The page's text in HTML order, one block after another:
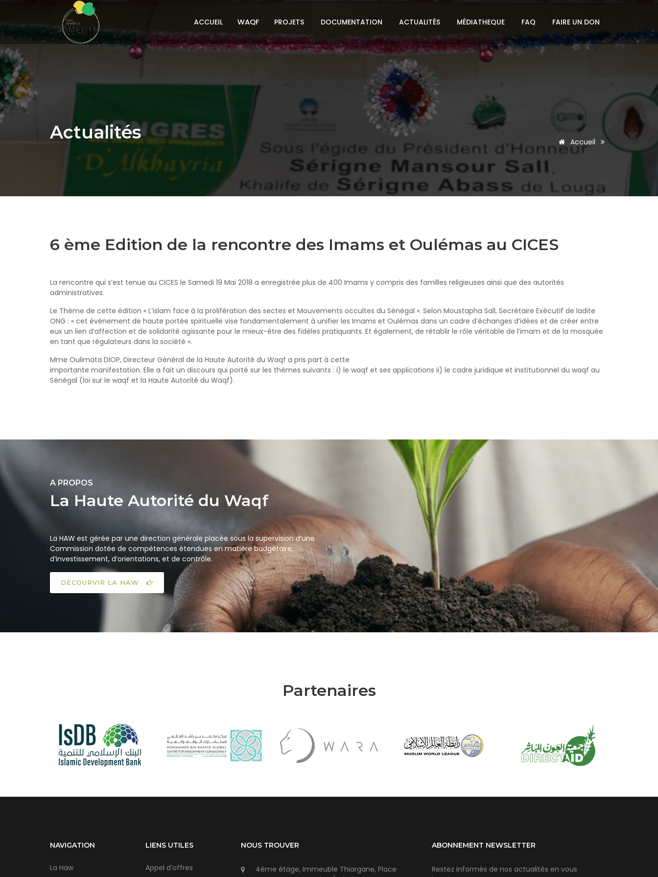
ACCUEIL WAQF PROJETS DOCUMENTATION ACTUALITÉS MÉDIATHEQUE FAQ FAIRE UN DON
Actualités Accueil
6 ème Edition de la rencontre des Imams et Oulémas au CICES
La rencontre qui s’est tenue au CICES le Samedi 19 Mai 2018 a enregistrée plus de 400 Imams y compris des familles religieuses ainsi que des autorités
administratives.
Le Thème de cette édition « L’islam face à la prolifération des sectes et Mouvements occultes du Sénégal ». Selon Moustapha Sall, Secrétaire Exécutif de ladite
ONG : « cet événement de haute portée spirituelle vise fondamentalement à unifier les Imams et Oulémas dans un cadre d’échanges d’idées et de créer entre
eux un lien d’affection et de solidarité agissante pour le mieux-être des fidèles pratiquants. Et également, de rétablir le rôle véritable de l’imam et de la mosquée
en tant que régulateurs dans la société ».
Mme Oulimata DIOP, Directeur Général de la Haute Autorité du Waqf a pris part à cette
importante manifestation. Elle a fait un discours qui porté sur les thèmes suivants : i) le waqf et ses applications ii) le cadre juridique et institutionnel du waqf au
Sénégal (loi sur le waqf et la Haute Autorité du Waqf).
A PROPOS
La Haute Autorité du Waqf
La HAW est gérée par une direction générale placée sous la supervision d’une
Commission dotée de compétences étendues en matière budgétaire,
d’investissement, d’orientations, et de contrôle.
DECOURVIR LA HAW
Partenaires
NAVIGATION
La Haw
LIENS UTILES
Appel d’offres
NOUS TROUVER
4éme étage, Immeuble Thiargane, Place
ABONNEMENT NEWSLETTER
Restez informés de nos actualités en vous